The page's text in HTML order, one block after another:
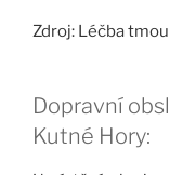
Zdroj: Léčba tmou
Dopravní
Kutné Hory: